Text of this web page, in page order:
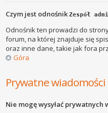
Czym jest odnośnikZespół
Odnośnik ten prowadzi do
forum, na której znajduje się
oraz inne dane, takie jak fora
Góra
Prywatne wiadomości
Nie mogę wysyłać prywatnych